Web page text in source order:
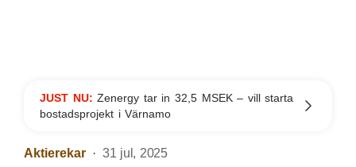
JUST NU:Zenergy tar in 32,5 MSEK – vill starta
bostadsprojekt i Värnamo
Aktierekar 31 jul, 2025